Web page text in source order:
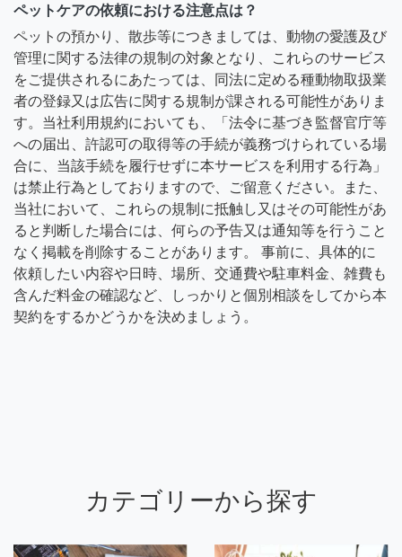
ペットケアの依頼における注意点は？
ペットの預かり、散歩等につきましては、動物の愛護及び
管理に関する法律の規制の対象となり、これらのサービス
をご提供されるにあたっては、同法に定める種動物取扱業
者の登録又は広告に関する規制が課される可能性がありま
す。当社利用規約においても、「法令に基づき監督官庁等
への届出、許認可の取得等の手続が義務づけられている場
合に、当該手続を履行せずに本サービスを利用する行為」
は禁止行為としておりますので、ご留意ください。また、
当社において、これらの規制に抵触し又はその可能性があ
ると判断した場合には、何らの予告又は通知等を行うこと
なく掲載を削除することがあります。 事前に、具体的に
依頼したい内容や日時、場所、交通費や駐車料金、雑費も
含んだ料金の確認など、しっかりと個別相談をしてから本
契約をするかどうかを決めましょう。
カテゴリーから探す